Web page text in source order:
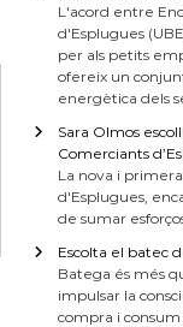
L'acord entre
d'Esplugues
per als petits
ofereix un
energètica dels
Sara Olmos
Comerciants
La nova i
d'Esplugues,
de sumar
Escolta el batec
Batega és més
impulsar la
compra i